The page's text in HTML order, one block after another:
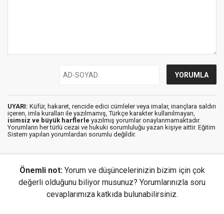
UYARI: Küfür, hakaret, rencide edici cümleler veya imalar, inançlara saldırı
içeren, imla kuralları ile yazılmamış, Türkçe karakter kullanılmayan,
isimsiz ve büyük harflerle yazılmış yorumlar onaylanmamaktadır.
Yorumların her türlü cezai ve hukuki sorumluluğu yazan kişiye aittir. Eğitim
Sistem yapılan yorumlardan sorumlu değildir.
Önemli not: Yorum ve düşüncelerinizin bizim için çok
değerli olduğunu biliyor musunuz? Yorumlarınızla soru
cevaplarımıza katkıda bulunabilirsiniz.